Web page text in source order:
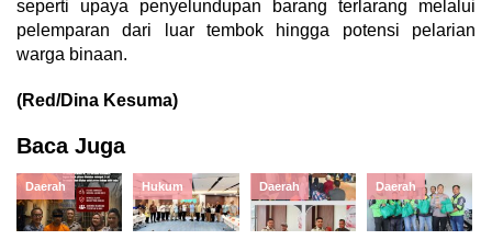
seperti upaya penyelundupan barang terlarang melalui
pelemparan dari luar tembok hingga potensi pelarian
warga binaan.
(Red/Dina Kesuma)
Baca Juga
Daerah Hukum Daerah Daerah